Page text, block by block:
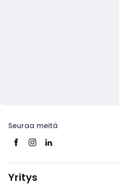
Seuraa meitä
Yritys